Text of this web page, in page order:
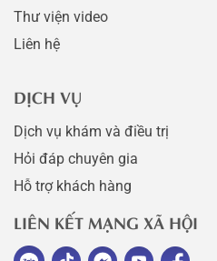
Thư viện video
Liên hệ
DỊCH VỤ
Dịch vụ khám và điều trị
Hỏi đáp chuyên gia
Hỗ trợ khách hàng
LIÊN KẾT MẠNG XÃ HỘI